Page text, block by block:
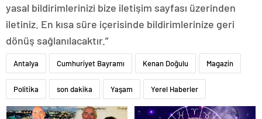
yasal bildirimlerinizi bize iletişim sayfası üzerinden
iletiniz. En kısa süre içerisinde bildirimlerinize geri
dönüş sağlanılacaktır.”
Antalya Cumhuriyet Bayramı Kenan Doğulu Magazin
Politika son dakika Yaşam Yerel Haberler